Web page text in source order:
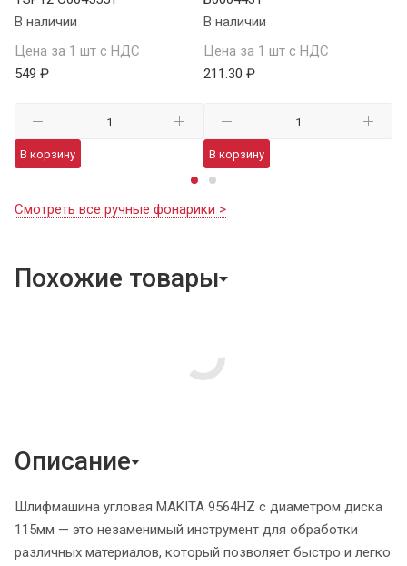
В наличии
Цена за 1 шт с НДС
549 ₽
В корзину
В наличии
Цена за 1 шт с НДС
211.30 ₽
В корзину
Смотреть все ручные фонарики >
Похожие товары
Описание
Шлифмашина угловая MAKITA 9564HZ с диаметром диска
115мм — это незаменимый инструмент для обработки
различных материалов, который позволяет быстро и легко